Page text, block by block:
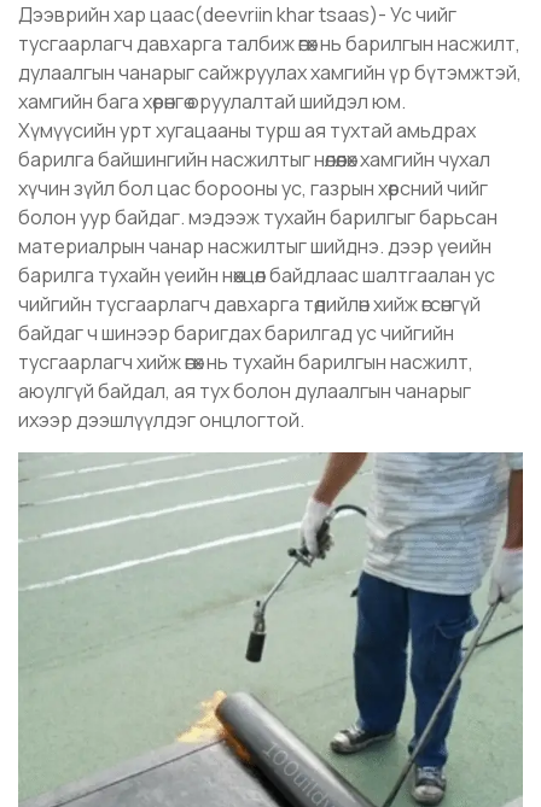
Дээврийн хар цаас(deevriin khar tsaas)- Ус чийг
тусгаарлагч давхарга талбиж өгөх нь барилгын насжилт,
дулаалгын чанарыг сайжруулах хамгийн үр бүтэмжтэй,
хамгийн бага хөрөнгө оруулалтай шийдэл юм.
Хүмүүсийн урт хугацааны турш ая тухтай амьдрах
барилга байшингийн насжилтыг нөлөөлөх хамгийн чухал
хүчин зүйл бол цас борооны ус, газрын хөрсний чийг
болон уур байдаг. мэдээж тухайн барилгыг барьсан
материалрын чанар насжилтыг шийднэ. дээр үеийн
барилга тухайн үеийн нөхцөл байдлаас шалтгаалан ус
чийгийн тусгаарлагч давхарга төдийлөн хийж өгсөнгүй
байдаг ч шинээр баригдах барилгад ус чийгийн
тусгаарлагч хийж өгөх нь тухайн барилгын насжилт,
аюулгүй байдал, ая тух болон дулаалгын чанарыг
ихээр дээшлүүлдэг онцлогтой.